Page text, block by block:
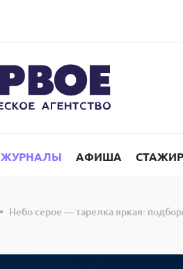
ЖУРНАЛЫ АФИША
Небо серое — тарелка яркая: